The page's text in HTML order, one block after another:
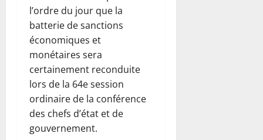
l’ordre du jour que la
batterie de sanctions
économiques et
monétaires sera
certainement reconduite
lors de la 64e session
ordinaire de la conférence
des chefs d’état et de
gouvernement.